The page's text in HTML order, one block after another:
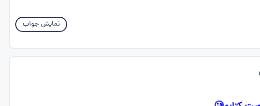
نمایش جواب